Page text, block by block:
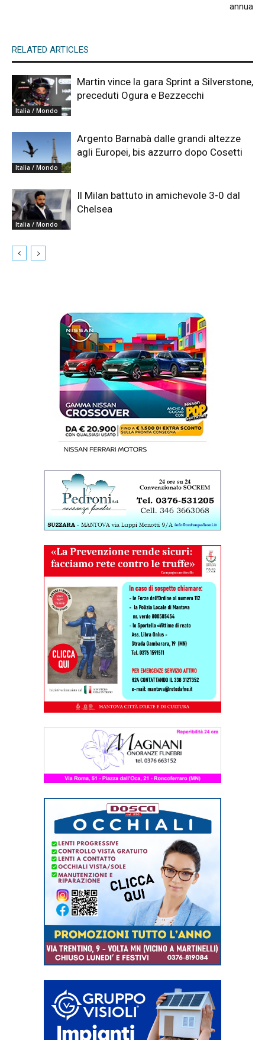
annua
RELATED ARTICLES
Italia / Mondo
Martin vince la gara Sprint a Silverstone,
preceduti Ogura e Bezzecchi
Italia / Mondo
Argento Barnabà dalle grandi altezze
agli Europei, bis azzurro dopo Cosetti
Italia / Mondo
Il Milan battuto in amichevole 3-0 dal
Chelsea